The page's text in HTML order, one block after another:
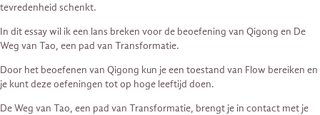
tevredenheid schenkt.
In dit essay wil ik een lans breken voor de beoefening van Qigong en De
Weg van Tao, een pad van Transformatie.
Door het beoefenen van Qigong kun je een toestand van Flow bereiken en
je kunt deze oefeningen tot op hoge leeftijd doen.
De Weg van Tao, een pad van Transformatie, brengt je in contact met je